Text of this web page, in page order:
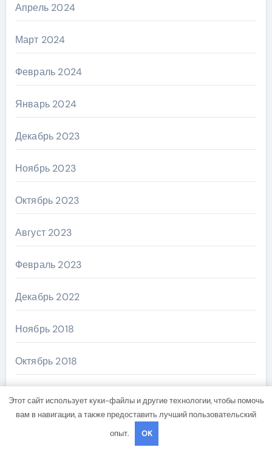
Апрель 2024
Март 2024
Февраль 2024
Январь 2024
Декабрь 2023
Ноябрь 2023
Октябрь 2023
Август 2023
Февраль 2023
Декабрь 2022
Ноябрь 2018
Октябрь 2018
Этот сайт использует куки-файлы и другие технологии, чтобы помочь
вам в навигации, а также предоставить лучший пользовательский
опыт.
OK